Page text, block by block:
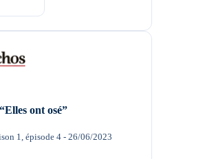
ont osé”
1, épisode 4 - 26/06/2023